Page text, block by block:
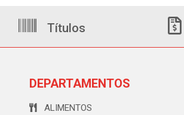
Títulos
DEPARTAMENTOS
ALIMENTOS